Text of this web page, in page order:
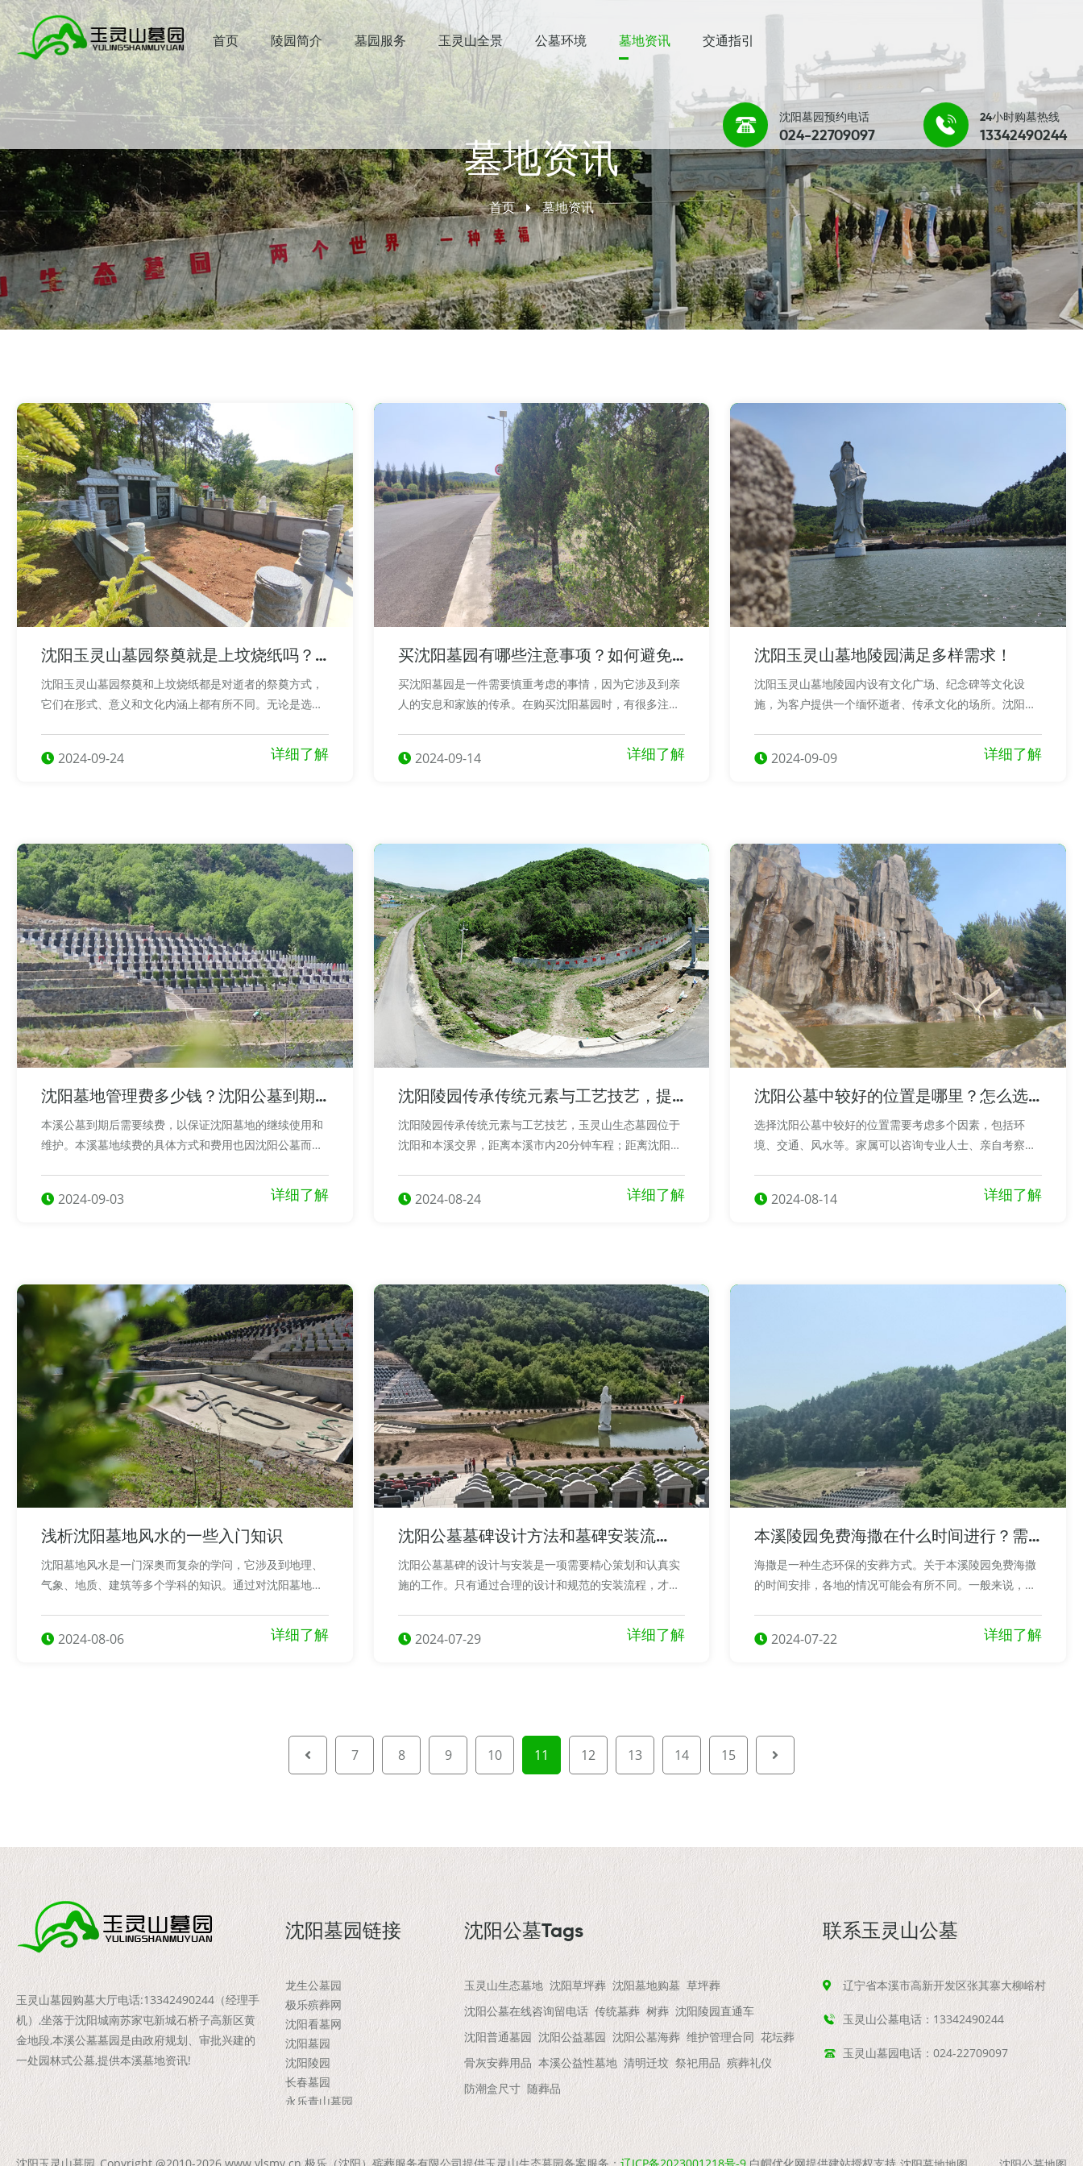
首页 陵园简介 墓园服务 玉灵山全景 公墓环境 墓地资讯 交通指引
沈阳墓园预约电话
024-22709097
24小时购墓热线
13342490244
墓地资讯
首页 墓地资讯
沈阳玉灵山墓园祭奠就是上坟烧纸吗？
二者有何不同？
沈阳玉灵山墓园祭奠和上坟烧纸都是对逝者的祭奠方式，
它们在形式、意义和文化内涵上都有所不同。无论是选择
2024-09-24 详细了解
买沈阳墓园有哪些注意事项？如何避免
买到二手沈阳陵园？
买沈阳墓园是一件需要慎重考虑的事情，因为它涉及到亲
人的安息和家族的传承。在购买沈阳墓园时，有很多注意
2024-09-14 详细了解
沈阳玉灵山墓地陵园满足多样需求！
沈阳玉灵山墓地陵园内设有文化广场、纪念碑等文化设
施，为客户提供一个缅怀逝者、传承文化的场所。沈阳玉
2024-09-09 详细了解
沈阳墓地管理费多少钱？沈阳公墓到期
怎么续费？
本溪公墓到期后需要续费，以保证沈阳墓地的继续使用和
维护。本溪墓地续费的具体方式和费用也因沈阳公墓而
或其家属，告知续费的时间、方式和费用等信息。
2024-09-03 详细了解
沈阳陵园传承传统元素与工艺技艺，提
升玉灵山生态纪念品的文化内涵与艺术
价值
沈阳陵园传承传统元素与工艺技艺，玉灵山生态墓园位于
沈阳和本溪交界，距离本溪市内20分钟车程；距离沈阳苏
2024-08-24 详细了解
沈阳公墓中较好的位置是哪里？怎么选
择？
选择沈阳公墓中较好的位置需要考虑多个因素，包括环
境、交通、风水等。家属可以咨询专业人士、亲自考察、
2024-08-14 详细了解
浅析沈阳墓地风水的一些入门知识
沈阳墓地风水是一门深奥而复杂的学问，它涉及到地理、
气象、地质、建筑等多个学科的知识。通过对沈阳墓地风
2024-08-06 详细了解
沈阳公墓墓碑设计方法和墓碑安装流
程！
沈阳公墓墓碑的设计与安装是一项需要精心策划和认真实
施的工作。只有通过合理的设计和规范的安装流程，才能
2024-07-29 详细了解
本溪陵园免费海撒在什么时间进行？需
要排队等待吗？
海撒是一种生态环保的安葬方式。关于本溪陵园免费海撒
的时间安排，各地的情况可能会有所不同。一般来说，民
2024-07-22 详细了解
7 8 9 10 11 12 13 14 15
玉灵山墓园购墓大厅电话:13342490244（经理手
机）,坐落于沈阳城南苏家屯新城石桥子高新区黄
金地段,本溪公墓墓园是由政府规划、审批兴建的
一处园林式公墓,提供本溪墓地资讯!
沈阳墓园链接
龙生公墓园
极乐殡葬网
沈阳看墓网
沈阳墓园
沈阳陵园
长春墓园
永乐青山墓园
观陵山墓园
沈阳家族墓地
沈阳公墓Tags
玉灵山生态墓地 沈阳草坪葬 沈阳墓地购墓 草坪葬
沈阳公墓在线咨询留电话 传统墓葬 树葬 沈阳陵园直通车
沈阳普通墓园 沈阳公益墓园 沈阳公墓海葬 维护管理合同 花坛葬
骨灰安葬用品 本溪公益性墓地 清明迁坟 祭祀用品 殡葬礼仪
防潮盒尺寸 随葬品
联系玉灵山公墓
辽宁省本溪市高新开发区张其寨大柳峪村
玉灵山公墓电话：13342490244
玉灵山墓园电话：024-22709097